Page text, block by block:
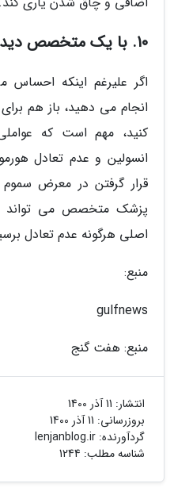
10. با یک متخصص دیدار کنید
اگر علیرغم اینکه
انجام می دهید، باز هم
کنید، مهم است که
انسولین و عدم تعادل
قرار گرفتن در معرض سموم
پزشک متخصص می تواند
اصلی هرگونه عدم تعادل
منبع:
gulfnews
منبع: هفت گنج
انتشار: 11 آذر 1400
بروزرسانی: 11 آذر 1400
گردآورنده: lenjanblog.ir
شناسه مطلب: 1244